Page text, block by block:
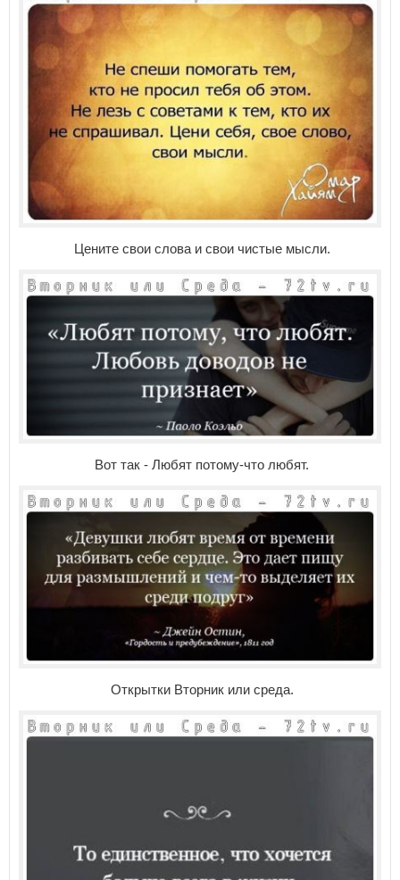
Цените свои слова и свои чистые мысли.
Вот так - Любят потому-что любят.
Открытки Вторник или среда.